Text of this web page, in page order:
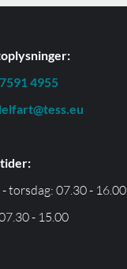
4955
torsdag: 07.30 - 16.00
- 15.00